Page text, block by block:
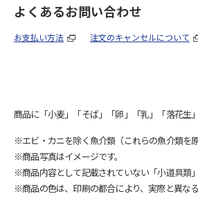
よくあるお問い合わせ
お支払い方法 注文のキャンセルについて
商品に「小麦」「そば」「卵」「乳」「落花生
※エビ・カニを除く魚介類（これらの魚介類を
※商品写真はイメージです。
※商品内容として記載されていない「小道具類
※商品の色は、印刷の都合により、実際と異なる